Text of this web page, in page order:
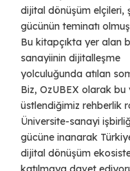
dijital dönüşüm elçileri,
gücünün teminatı
Bu kitapçıkta yer alan
sanayiinin dijitalleşme
yolculuğunda atılan
Biz, OzUBEX olarak
üstlendiğimiz rehberlik
Üniversite-sanayi
gücüne inanarak
dijital dönüşüm